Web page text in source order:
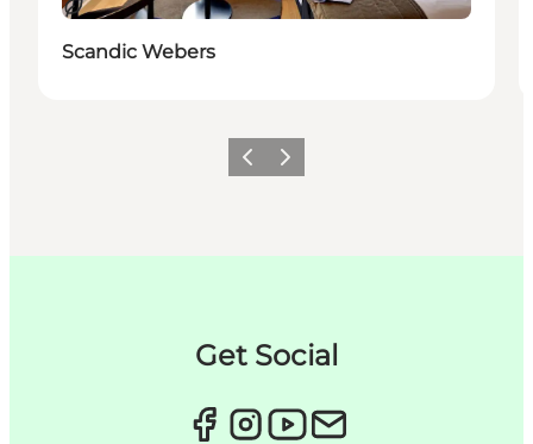
Bæredygtige oplevelser
Scandic Webers
ForrigeNæste
Get Social